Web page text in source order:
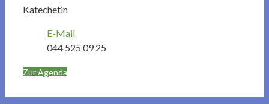
Katechetin
E-Mail
044 525 09 25
Zur Agenda